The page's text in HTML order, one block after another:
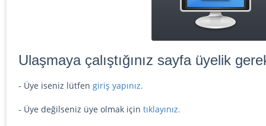
Ulaşmaya çalıştığınız sayfa üyelik
- Üye iseniz lütfen giriş yapınız.
- Üye değilseniz üye olmak için tıklayınız.